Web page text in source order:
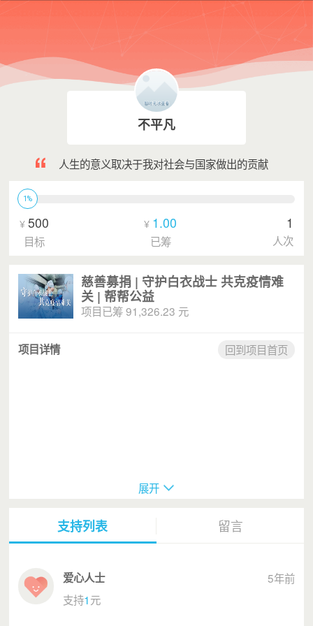
不平凡
人生的意义取决于我对社会与国家做出的贡献
1%
¥500
目标
¥ 1.00
已筹
1
人次
慈善募捐 | 守护白衣战士 共克疫情难
关 | 帮帮公益
项目已筹 91,326.23 元
项目详情 回到项目首页
悬壶入荆楚，白衣做战袍
展开
支持列表 留言
爱心人士
5年前
支持1元